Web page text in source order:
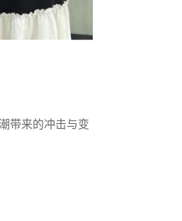
带来的冲击与变